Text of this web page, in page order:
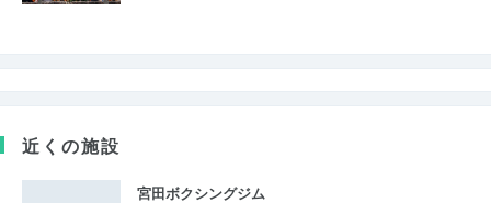
近くの施設
宮田ボクシングジム